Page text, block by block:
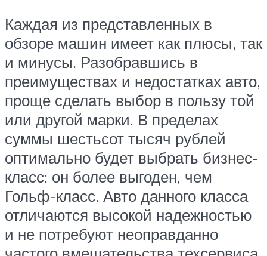
Каждая из представленных в
обзоре машин имеет как плюсы, так
и минусы. Разобравшись в
преимуществах и недостатках авто,
проще сделать выбор в пользу той
или другой марки. В пределах
суммы шестьсот тысяч рублей
оптимально будет выбрать бизнес-
класс: он более выгоден, чем
Гольф-класс. Авто данного класса
отличаются высокой надежностью
и не потребуют неоправданно